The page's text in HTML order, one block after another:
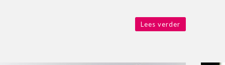
Lees verder